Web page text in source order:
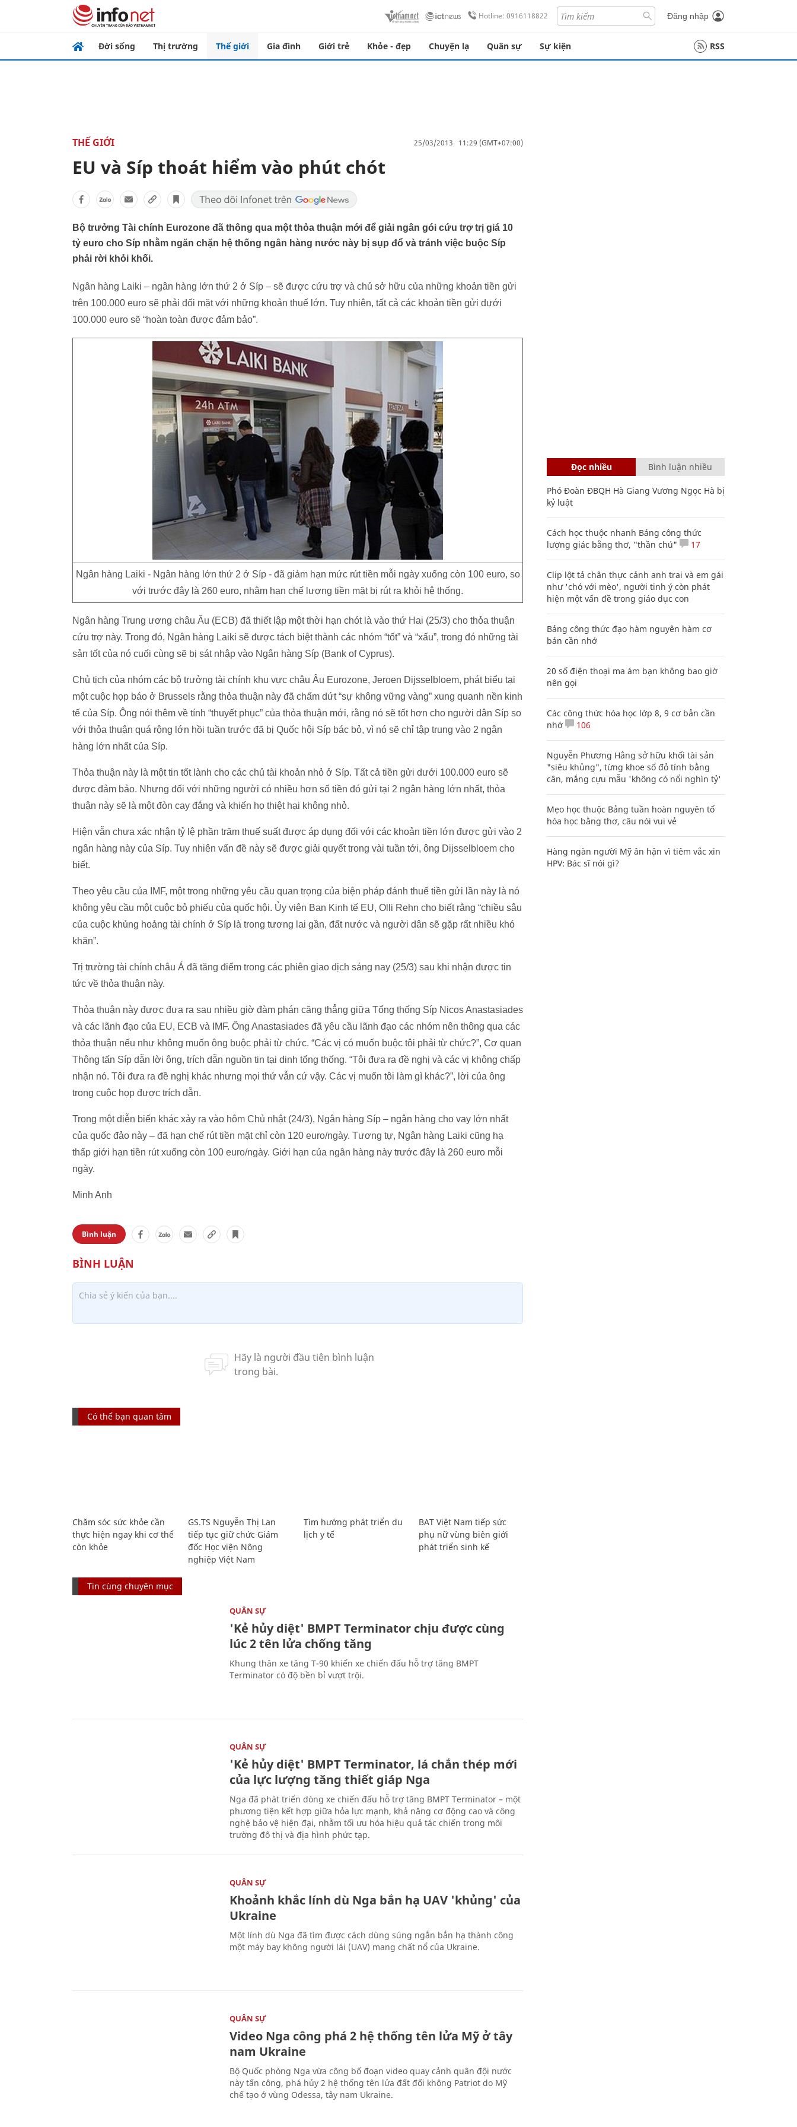
Hotline: 0916118822 Đăng nhập
Đời sống Thị trường Thế giới Gia đình Giới trẻ Khỏe - đẹp Chuyện lạ Quân sự Sự kiện RSS
THẾ GIỚI 25/03/2013 11:29 (GMT+07:00)
EU và Síp thoát hiểm vào phút chót
Bộ trưởng Tài chính Eurozone đã thông qua một thỏa thuận mới để giải ngân gói cứu trợ trị giá 10
tỷ euro cho Síp nhằm ngăn chặn hệ thống ngân hàng nước này bị sụp đổ và tránh việc buộc Síp
phải rời khỏi khối.
Ngân hàng Laiki – ngân hàng lớn thứ 2 ở Síp – sẽ được cứu trợ và chủ sở hữu của những khoản tiền gửi
trên 100.000 euro sẽ phải đối mặt với những khoản thuế lớn. Tuy nhiên, tất cả các khoản tiền gửi dưới
100.000 euro sẽ “hoàn toàn được đảm bảo”.
Ngân hàng Laiki - Ngân hàng lớn thứ 2 ở Síp - đã giảm hạn mức rút tiền mỗi ngày xuống còn 100 euro, so
với trước đây là 260 euro, nhằm hạn chế lượng tiền mặt bị rút ra khỏi hệ thống.
Ngân hàng Trung ương châu Âu (ECB) đã thiết lập một thời hạn chót là vào thứ Hai (25/3) cho thỏa thuận
cứu trợ này. Trong đó, Ngân hàng Laiki sẽ được tách biệt thành các nhóm “tốt” và “xấu”, trong đó những tài
sản tốt của nó cuối cùng sẽ bị sát nhập vào Ngân hàng Síp (Bank of Cyprus).
Chủ tịch của nhóm các bộ trưởng tài chính khu vực châu Âu Eurozone, Jeroen Dijsselbloem, phát biểu tại
một cuộc họp báo ở Brussels rằng thỏa thuận này đã chấm dứt “sự không vững vàng” xung quanh nền kinh
tế của Síp. Ông nói thêm về tính “thuyết phục” của thỏa thuận mới, rằng nó sẽ tốt hơn cho người dân Síp so
với thỏa thuận quá rộng lớn hồi tuần trước đã bị Quốc hội Síp bác bỏ, vì nó sẽ chỉ tập trung vào 2 ngân
hàng lớn nhất của Síp.
Thỏa thuận này là một tin tốt lành cho các chủ tài khoản nhỏ ở Síp. Tất cả tiền gửi dưới 100.000 euro sẽ
được đảm bảo. Nhưng đối với những người có nhiều hơn số tiền đó gửi tại 2 ngân hàng lớn nhất, thỏa
thuận này sẽ là một đòn cay đắng và khiến họ thiệt hại không nhỏ.
Hiện vẫn chưa xác nhận tỷ lệ phần trăm thuế suất được áp dụng đối với các khoản tiền lớn được gửi vào 2
ngân hàng này của Síp. Tuy nhiên vấn đề này sẽ được giải quyết trong vài tuần tới, ông Dijsselbloem cho
biết.
Theo yêu cầu của IMF, một trong những yêu cầu quan trọng của biện pháp đánh thuế tiền gửi lần này là nó
không yêu cầu một cuộc bỏ phiếu của quốc hội. Ủy viên Ban Kinh tế EU, Olli Rehn cho biết rằng “chiều sâu
của cuộc khủng hoảng tài chính ở Síp là trong tương lai gần, đất nước và người dân sẽ gặp rất nhiều khó
khăn”.
Trị trường tài chính châu Á đã tăng điểm trong các phiên giao dịch sáng nay (25/3) sau khi nhận được tin
tức về thỏa thuận này.
Thỏa thuận này được đưa ra sau nhiều giờ đàm phán căng thẳng giữa Tổng thống Síp Nicos Anastasiades
và các lãnh đạo của EU, ECB và IMF. Ông Anastasiades đã yêu cầu lãnh đạo các nhóm nên thông qua các
thỏa thuận nếu như không muốn ông buộc phải từ chức. “Các vị có muốn buộc tôi phải từ chức?”, Cơ quan
Thông tấn Síp dẫn lời ông, trích dẫn nguồn tin tại dinh tổng thống. “Tôi đưa ra đề nghị và các vị không chấp
nhận nó. Tôi đưa ra đề nghị khác nhưng mọi thứ vẫn cứ vậy. Các vị muốn tôi làm gì khác?”, lời của ông
trong cuộc họp được trích dẫn.
Trong một diễn biến khác xảy ra vào hôm Chủ nhật (24/3), Ngân hàng Síp – ngân hàng cho vay lớn nhất
của quốc đảo này – đã hạn chế rút tiền mặt chỉ còn 120 euro/ngày. Tương tự, Ngân hàng Laiki cũng hạ
thấp giới hạn tiền rút xuống còn 100 euro/ngày. Giới hạn của ngân hàng này trước đây là 260 euro mỗi
ngày.
Minh Anh
Bình luận
Có thể bạn quan tâm
Chăm sóc sức khỏe cần
thực hiện ngay khi cơ thể
còn khỏe
GS.TS Nguyễn Thị Lan
tiếp tục giữ chức Giám
đốc Học viện Nông
nghiệp Việt Nam
Tìm hướng phát triển du
lịch y tế
BAT Việt Nam tiếp sức
phụ nữ vùng biên giới
phát triển sinh kế
Tin cùng chuyên mục
QUÂN SỰ
'Kẻ hủy diệt' BMPT Terminator chịu được cùng
lúc 2 tên lửa chống tăng
Khung thân xe tăng T-90 khiến xe chiến đấu hỗ trợ tăng BMPT
Terminator có độ bền bỉ vượt trội.
QUÂN SỰ
'Kẻ hủy diệt' BMPT Terminator, lá chắn thép mới
của lực lượng tăng thiết giáp Nga
Nga đã phát triển dòng xe chiến đấu hỗ trợ tăng BMPT Terminator – một
phương tiện kết hợp giữa hỏa lực mạnh, khả năng cơ động cao và công
nghệ bảo vệ hiện đại, nhằm tối ưu hóa hiệu quả tác chiến trong môi
trường đô thị và địa hình phức tạp.
QUÂN SỰ
Khoảnh khắc lính dù Nga bắn hạ UAV 'khủng' của
Ukraine
Một lính dù Nga đã tìm được cách dùng súng ngắn bắn hạ thành công
một máy bay không người lái (UAV) mang chất nổ của Ukraine.
QUÂN SỰ
Video Nga công phá 2 hệ thống tên lửa Mỹ ở tây
nam Ukraine
Bộ Quốc phòng Nga vừa công bố đoạn video quay cảnh quân đội nước
này tấn công, phá hủy 2 hệ thống tên lửa đất đối không Patriot do Mỹ
chế tạo ở vùng Odessa, tây nam Ukraine.
Đọc nhiều Bình luận nhiều
Phó Đoàn ĐBQH Hà Giang Vương Ngọc Hà bị
kỷ luật
Cách học thuộc nhanh Bảng công thức
lượng giác bằng thơ, "thần chú"
17
Clip lột tả chân thực cảnh anh trai và em gái
như 'chó với mèo', người tinh ý còn phát
hiện một vấn đề trong giáo dục con
Bảng công thức đạo hàm nguyên hàm cơ
bản cần nhớ
20 số điện thoại ma ám bạn không bao giờ
nên gọi
Các công thức hóa học lớp 8, 9 cơ bản cần
nhớ
106
Nguyễn Phương Hằng sở hữu khối tài sản
"siêu khủng", từng khoe sổ đỏ tính bằng
cân, mắng cựu mẫu 'không có nổi nghìn tỷ'
Mẹo học thuộc Bảng tuần hoàn nguyên tố
hóa học bằng thơ, câu nói vui vẻ
Hàng ngàn người Mỹ ân hận vì tiêm vắc xin
HPV: Bác sĩ nói gì?